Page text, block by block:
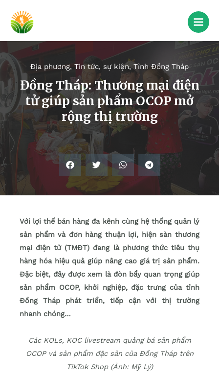
Địa phương, Tin tức, sự kiện,Tỉnh Đồng Tháp
Đồng Tháp: Thương mại điện
tử giúp sản phẩm OCOP mở
rộng thị trường
Với lợi thế bán hàng đa kênh cùng hệ thống quản lý
sản phẩm và đơn hàng thuận lợi, hiện sàn thương
mại điện tử (TMĐT) đang là phương thức tiêu thụ
hàng hóa hiệu quả giúp nâng cao giá trị sản phẩm.
Đặc biệt, đây được xem là đòn bẩy quan trọng giúp
sản phẩm OCOP, khởi nghiệp, đặc trưng của tỉnh
Đồng Tháp phát triển, tiếp cận với thị trường
nhanh chóng…
Các KOLs, KOC livestream quảng bá sản phẩm
OCOP và sản phẩm đặc sản của Đồng Tháp trên
TikTok Shop (Ảnh: Mỹ Lý)